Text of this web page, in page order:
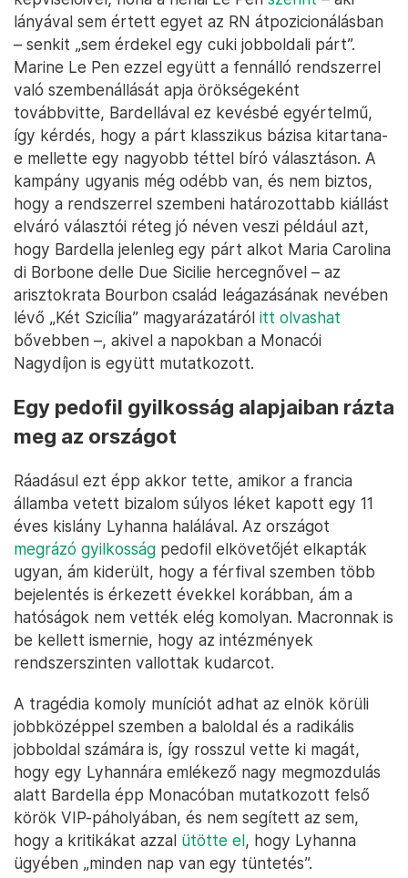
lányával sem értett egyet az RN átpozicionálásban
– senkit „sem érdekel egy cuki jobboldali párt”.
Marine Le Pen ezzel együtt a fennálló rendszerrel
való szembenállását apja örökségeként
továbbvitte, Bardellával ez kevésbé egyértelmű,
így kérdés, hogy a párt klasszikus bázisa kitartana-
e mellette egy nagyobb téttel bíró választáson. A
kampány ugyanis még odébb van, és nem biztos,
hogy a rendszerrel szembeni határozottabb kiállást
elváró választói réteg jó néven veszi például azt,
hogy Bardella jelenleg egy párt alkot Maria Carolina
di Borbone delle Due Sicilie hercegnővel – az
arisztokrata Bourbon család leágazásának nevében
lévő „Két Szicília” magyarázatáról itt olvashat
bővebben –, akivel a napokban a Monacói
Nagydíjon is együtt mutatkozott.
Egy pedofil gyilkosság alapjaiban rázta
meg az országot
Ráadásul ezt épp akkor tette, amikor a francia
államba vetett bizalom súlyos léket kapott egy 11
éves kislány Lyhanna halálával. Az országot
megrázó gyilkosság pedofil elkövetőjét elkapták
ugyan, ám kiderült, hogy a férfival szemben több
bejelentés is érkezett évekkel korábban, ám a
hatóságok nem vették elég komolyan. Macronnak is
be kellett ismernie, hogy az intézmények
rendszerszinten vallottak kudarcot.
A tragédia komoly muníciót adhat az elnök körüli
jobbközéppel szemben a baloldal és a radikális
jobboldal számára is, így rosszul vette ki magát,
hogy egy Lyhannára emlékező nagy megmozdulás
alatt Bardella épp Monacóban mutatkozott felső
körök VIP-páholyában, és nem segített az sem,
hogy a kritikákat azzal ütötte el, hogy Lyhanna
ügyében „minden nap van egy tüntetés”.